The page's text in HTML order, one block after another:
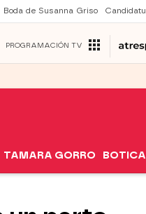
Boda de Susanna Griso
PROGRAMACIÓN TV
TAMARA GORRO